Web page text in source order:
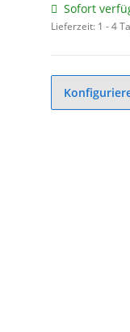
Sofort
Lieferzeit: 1 - 4